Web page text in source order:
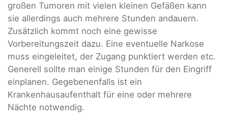
großen Tumoren mit vielen kleinen Gefäßen kann
sie allerdings auch mehrere Stunden andauern.
Zusätzlich kommt noch eine gewisse
Vorbereitungszeit dazu. Eine eventuelle Narkose
muss eingeleitet, der Zugang punktiert werden etc.
Generell sollte man einige Stunden für den Eingriff
einplanen. Gegebenenfalls ist ein
Krankenhausaufenthalt für eine oder mehrere
Nächte notwendig.